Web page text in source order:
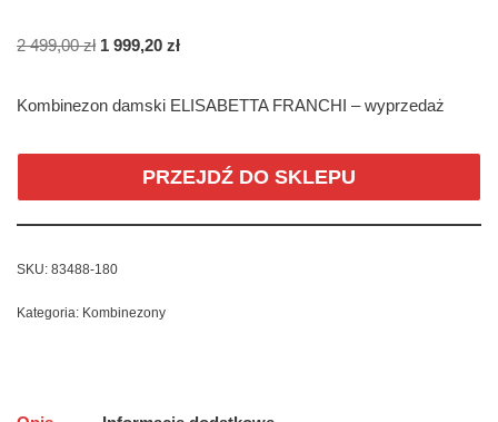
2 499,00zł 1 999,20 zł
Kombinezon damski ELISABETTA FRANCHI – wyprzedaż
PRZEJDŹ DO SKLEPU
SKU: 83488-180
Kategoria: Kombinezony